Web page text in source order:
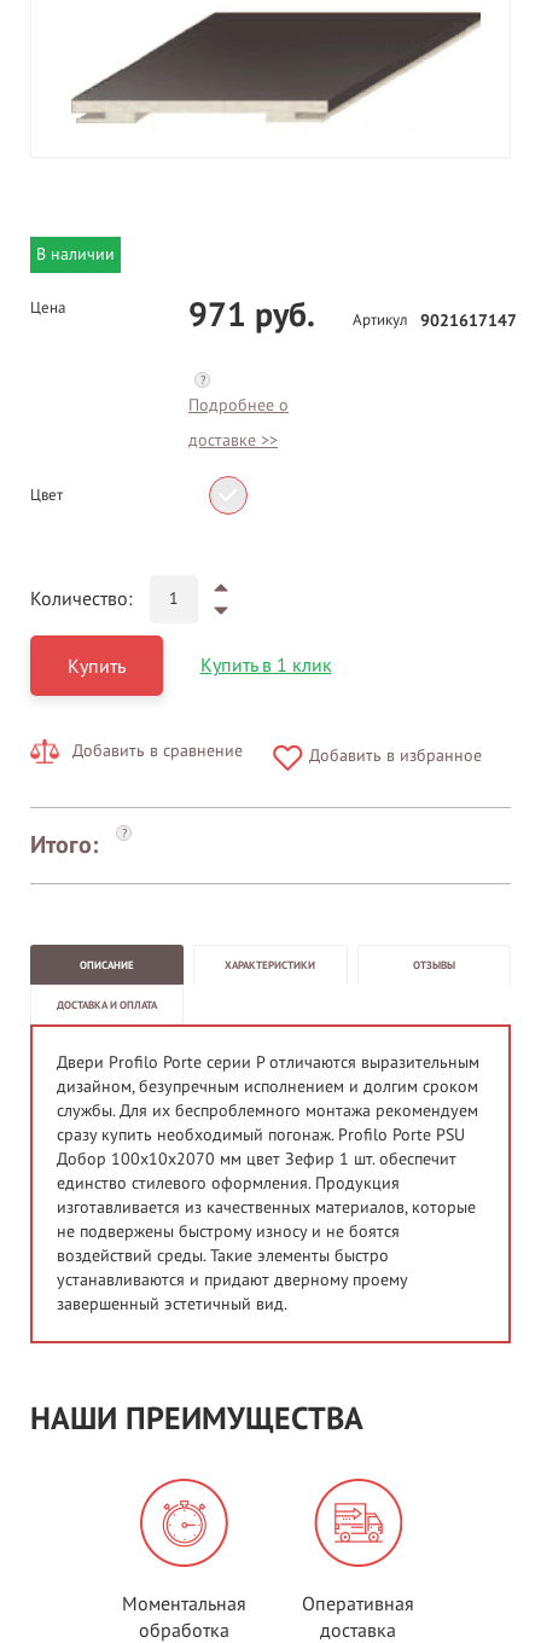
В наличии
Цена 971 руб.
?
Подробнее о
доставке >>
Артикул 9021617147
Цвет
Количество:
Купить Купить в 1 клик
Добавить в сравнение Добавить в избранное
Итого: ?
ОПИСАНИЕ ХАРАКТЕРИСТИКИ ОТЗЫВЫ
ДОСТАВКА И ОПЛАТА
Двери Profilo Porte серии P отличаются выразительным
дизайном, безупречным исполнением и долгим сроком
службы. Для их беспроблемного монтажа рекомендуем
сразу купить необходимый погонаж. Profilo Porte PSU
Добор 100х10х2070 мм цвет Зефир 1 шт. обеспечит
единство стилевого оформления. Продукция
изготавливается из качественных материалов, которые
не подвержены быстрому износу и не боятся
воздействий среды. Такие элементы быстро
устанавливаются и придают дверному проему
завершенный эстетичный вид.
НАШИ ПРЕИМУЩЕСТВА
Моментальная
обработка
Оперативная
доставка